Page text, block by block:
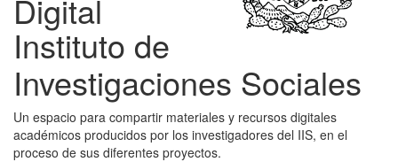
Digital
Instituto de
Investigaciones Sociales
Un espacio para compartir materiales y recursos digitales
académicos producidos por los investigadores del IIS, en el
proceso de sus diferentes proyectos.